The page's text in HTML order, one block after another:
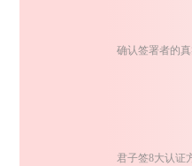
确认签署者的
君子签8大认证